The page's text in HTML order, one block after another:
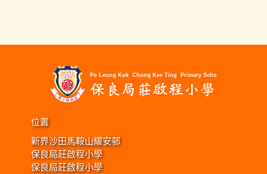
位置
新界沙田馬鞍山耀安邨
保良局莊啟程小學
保良局莊啟程小學